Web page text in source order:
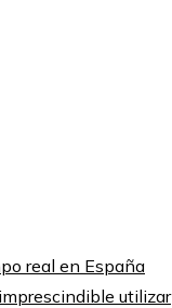
real en España
utilizar